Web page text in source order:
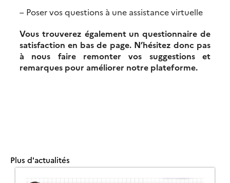
– Poser vos questions à une assistance virtuelle
Vous trouverez également un questionnaire de
satisfaction en bas de page. N’hésitez donc pas
à nous faire remonter vos suggestions et
remarques pour améliorer notre plateforme.
Plus d'actualités